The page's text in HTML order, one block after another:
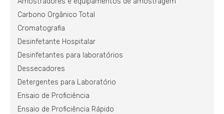
Carbono Orgânico Total
Cromatografia
Desinfetante Hospitalar
Desinfetantes para laboratórios
Dessecadores
Detergentes para Laboratório
Ensaio de Proficiência
Ensaio de Proficiência Rápido